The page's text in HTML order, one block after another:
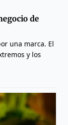
de
una marca. El
y los